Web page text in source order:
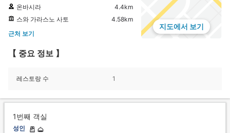
온바시라
4.4km
스와 가라스노 사토
4.58km
근처 보기
지도에서 보기
【 중요 정보 】
레스토랑 수 1
1번째 객실
성인